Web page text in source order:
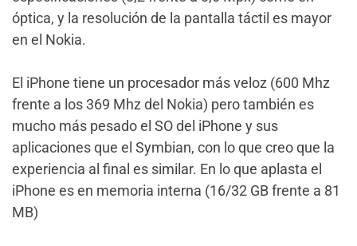
óptica, y la resolución de la pantalla táctil es mayor
en el Nokia.
El iPhone tiene un procesador más veloz (600 Mhz
frente a los 369 Mhz del Nokia) pero también es
mucho más pesado el SO del iPhone y sus
aplicaciones que el Symbian, con lo que creo que la
experiencia al final es similar. En lo que aplasta el
iPhone es en memoria interna (16/32 GB frente a 81
MB)